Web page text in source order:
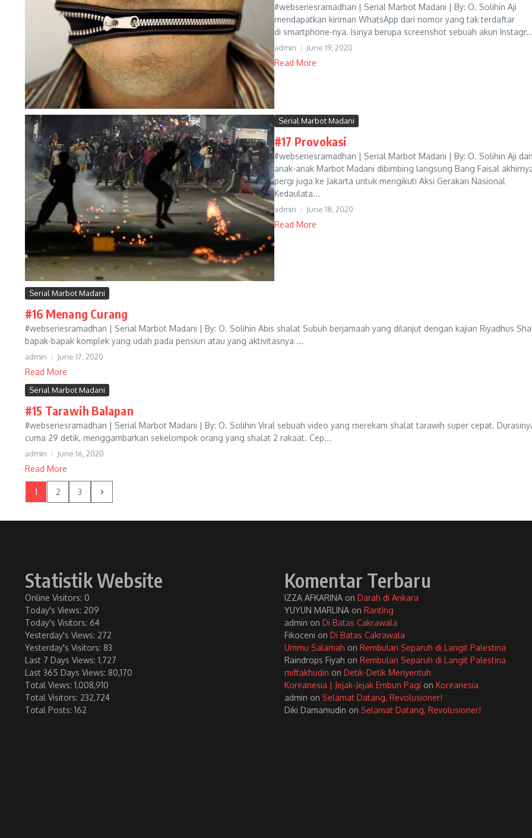
#webseriesramadhan | Serial Marbot Madani | By: O. Solihin Aji
mendapatkan kiriman WhatsApp dari nomor yang tak terdaftar
di smartphone-nya. Isinya berupa screenshot sebuah akun Instagr...
admin June 19, 2020
Read More
Serial Marbot Madani
#17 Provokasi
#webseriesramadhan | Serial Marbot Madani | By: O. Solihin Aji dan
anak-anak Marbot Madani dibimbing langsung Bang Faisal
pergi juga ke Jakarta untuk mengikuti Aksi Gerakan Nasional
Kedaulata...
admin June 18, 2020
Read More
Serial Marbot Madani
#16 Menang Curang
#webseriesramadhan | Serial Marbot Madani | By: O. Solihin Abis shalat Subuh berjamaah yang dilanjut dengan kajian Riyadhus
bapak-bapak komplek yang udah pada pensiun atau yang aktivitasnya ...
admin June 17, 2020
Read More
Serial Marbot Madani
#15 Tarawih Balapan
#webseriesramadhan | Serial Marbot Madani | By: O. Solihin Viral sebuah video yang merekam shalat tarawih super cepat.
cuma 29 detik, menggambarkan sekelompok orang yang shalat 2 rakaat. Cep...
admin June 16, 2020
Read More
1 2 3
Statistik Website
Online Visitors: 0
Today's Views: 209
Today's Visitors: 64
Yesterday's Views: 272
Yesterday's Visitors: 83
Last 7 Days Views: 1,727
Last 365 Days Views: 80,170
Total Views: 1,008,910
Total Visitors: 232,724
Total Posts: 162
Komentar Terbaru
IZZA AFKARINAon Darah di Ankara
YUYUN MARLINAon Ranting
admin on Di Batas Cakrawala
Fikoceni on Di Batas Cakrawala
Ummu Salamah on Rembulan Separuh di Langit Palestina
Raindrops Fiyah on Rembulan Separuh di Langit Palestina
miftakhudin on Detik-Detik Menyentuh
Koreanesia | Jejak-Jejak Embun Pagi on Koreanesia
admin on Selamat Datang, Revolusioner!
Diki Damamudin on Selamat Datang, Revolusioner!